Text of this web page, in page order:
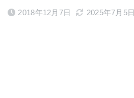
2018年12月7日 2025年7月5日